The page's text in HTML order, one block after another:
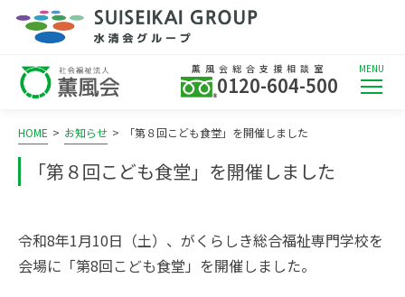
薫風会総合支援相談室
0120-604-500
MENU
HOME > お知らせ > 「第８回こども食堂」を開催しました
「第８回こども食堂」を開催しました
令和8年1月10日（土）、がくらしき総合福祉専門学校を
会場に「第8回こども食堂」を開催しました。